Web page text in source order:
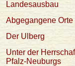
Landesausbau
Abgegangene Orte
Der Ulberg
Unter der
Pfalz-Neuburgs